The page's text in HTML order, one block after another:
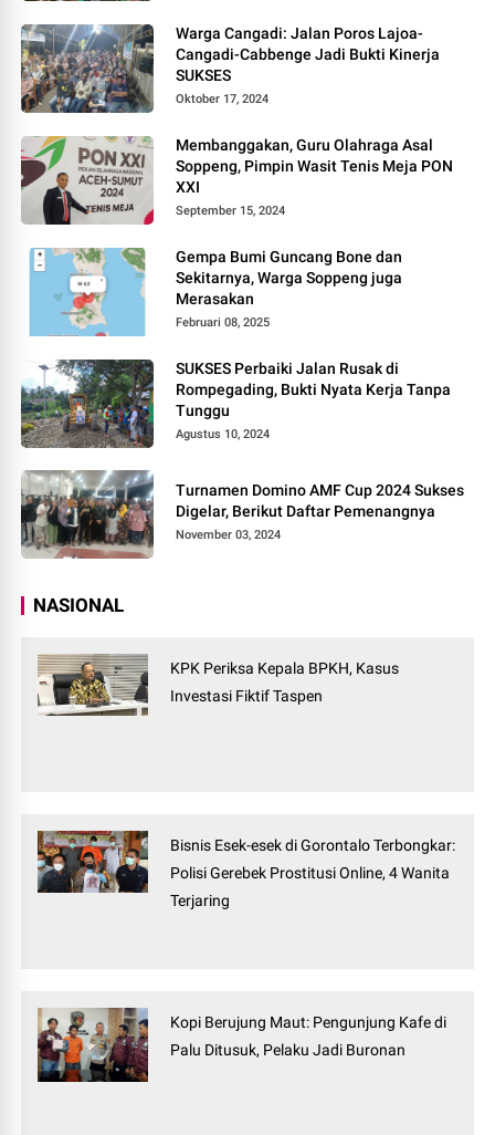
Warga Cangadi: Jalan Poros Lajoa-
Cangadi-Cabbenge Jadi Bukti Kinerja
SUKSES
Oktober 17, 2024
Membanggakan, Guru Olahraga Asal
Soppeng, Pimpin Wasit Tenis Meja PON
XXI
September 15, 2024
Gempa Bumi Guncang Bone dan
Sekitarnya, Warga Soppeng juga
Merasakan
Februari 08, 2025
SUKSES Perbaiki Jalan Rusak di
Rompegading, Bukti Nyata Kerja Tanpa
Tunggu
Agustus 10, 2024
Turnamen Domino AMF Cup 2024 Sukses
Digelar, Berikut Daftar Pemenangnya
November 03, 2024
NASIONAL
KPK Periksa Kepala BPKH, Kasus
Investasi Fiktif Taspen
Bisnis Esek-esek di Gorontalo Terbongkar:
Polisi Gerebek Prostitusi Online, 4 Wanita
Terjaring
Kopi Berujung Maut: Pengunjung Kafe di
Palu Ditusuk, Pelaku Jadi Buronan